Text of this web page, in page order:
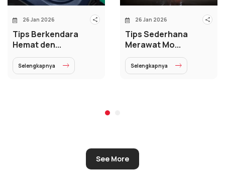
26 Jan 2026
Tips Berkendara
Hemat den...
Selengkapnya
26 Jan 2026
Tips Sederhana
Merawat Mo...
Selengkapnya
See More